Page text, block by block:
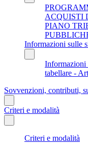
ACQUISTI
PIANO
Informazioni sulle
Informazioni
tabellare -
Sovvenzioni, contributi,
Criteri e modalità
Criteri e modalità